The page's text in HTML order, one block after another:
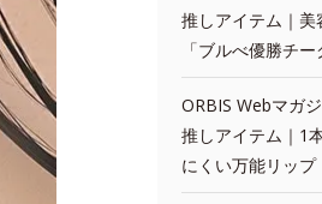
推しアイテム｜
「ブルべ優勝チー
ORBIS Webマガ
推しアイテム｜1
にくい万能リップ